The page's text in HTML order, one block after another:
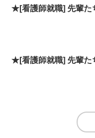
★[看護師就職] 先輩
★[看護師就職] 先輩